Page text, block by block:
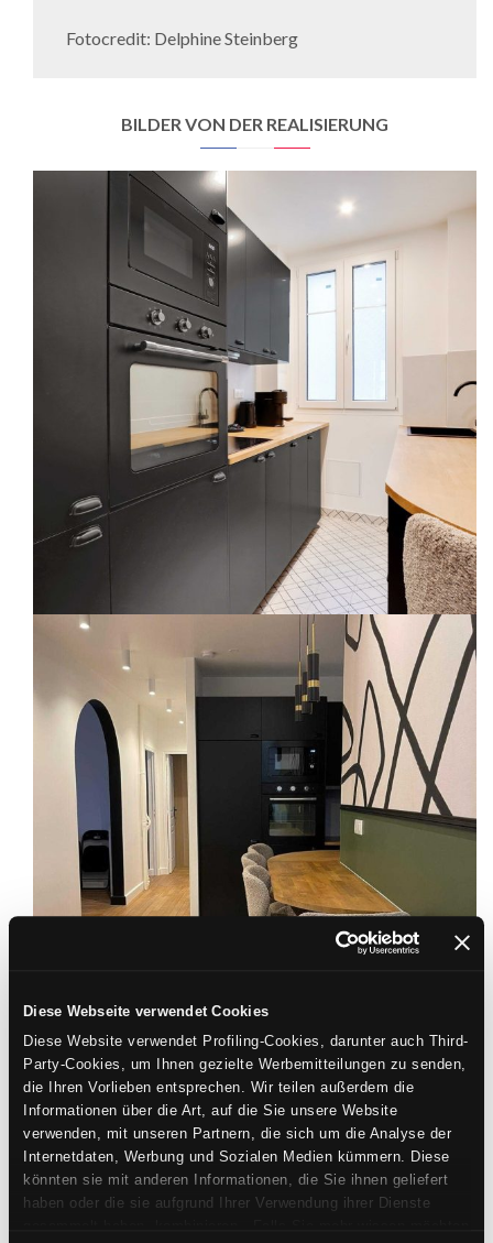
Diese Webseite verwendet Cookies
Diese Website verwendet Profiling-Cookies, darunter auch Third-
Party-Cookies, um Ihnen gezielte Werbemitteilungen zu senden,
die Ihren Vorlieben entsprechen. Wir teilen außerdem die
Informationen über die Art, auf die Sie unsere Website
verwenden, mit unseren Partnern, die sich um die Analyse der
Internetdaten, Werbung und Sozialen Medien kümmern. Diese
könnten sie mit anderen Informationen, die Sie ihnen geliefert
haben oder die sie aufgrund Ihrer Verwendung ihrer Dienste
Fotocredit: Delphine Steinberg
BILDER VON DER REALISIERUNG